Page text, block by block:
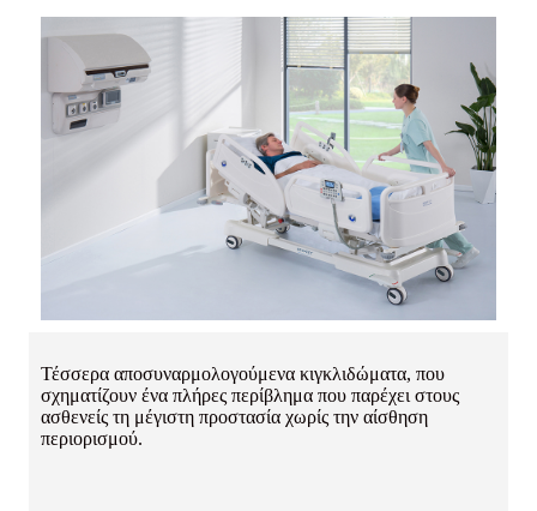
Τέσσερα αποσυναρμολογούμενα κιγκλιδώματα, που
σχηματίζουν ένα πλήρες περίβλημα που παρέχει στους
ασθενείς τη μέγιστη προστασία χωρίς την αίσθηση
περιορισμού.